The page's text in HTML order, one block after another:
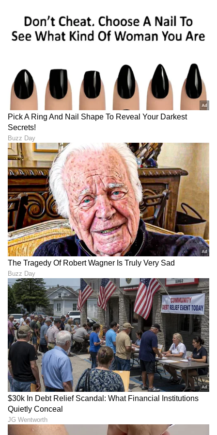
ಮದ್ವೆಯಾಗಿದ್ದ ನಟಿ ನಂತರ ತಾಳಿ ಹಾಕಿ ಗಂಡನ ಜೊತೆ
ಕಾಣಿಸಿಕೊಳ್ಳುವ ಮೂಲಕ ಶಾಕ್ ನೀಡಿದ್ದರು. ನಟಿಗೆ
ಮೊದಲನೇ ಮದ್ವೆಯಿಂದ 12 ವರ್ಷದ ಮಗ ಕೂಡ ಇದ್ದಾನೆ.
ಖಾಸಗಿ ಕ್ಷಣದ ವಿಡಿಯೋ ಕೂಡ ವೈರಲ್ ಆಗಿತ್ತು. ಇದರ
ವಿರುದ್ಧ ನಟಿ ಪೊಲೀಸ್ ಠಾಣೆ ಮೆಟ್ಟಿಲು ಕೂಡ ಹತ್ತಿದ್ದರು.
LATEST VIDEOS
ABOUT THE AUTHOR
PD Pavna Das
ಮೂಲತಃ ಮಂಗಳೂರಿನವಳು. ಮಂಗಳೂರು ವಿಶ್ವವಿದ್ಯಾನಿಲಯದ
ಪತ್ರಿಕೋದ್ಯಮದ ಸ್ನಾತಕೋತ್ತರ ಪದವಿ . ಕಳೆದ 12 ವರ್ಷಗಳಿಂದ